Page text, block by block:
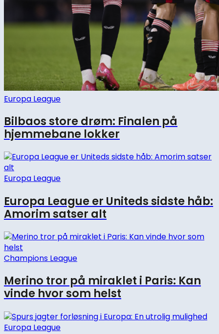
Europa League
Bilbaos store drøm: Finalen på
hjemmebane lokker
Europa League
Europa League er Uniteds sidste håb:
Amorim satser alt
Champions League
Merino tror på miraklet i Paris: Kan
vinde hvor som helst
Europa League